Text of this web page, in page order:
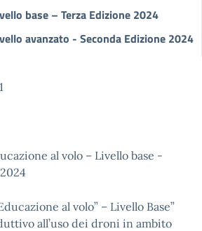
base – Terza Edizione 2024
avanzato - Seconda Edizione 2024
al volo – Livello base -
al volo” – Livello Base”
all’uso dei droni in ambito